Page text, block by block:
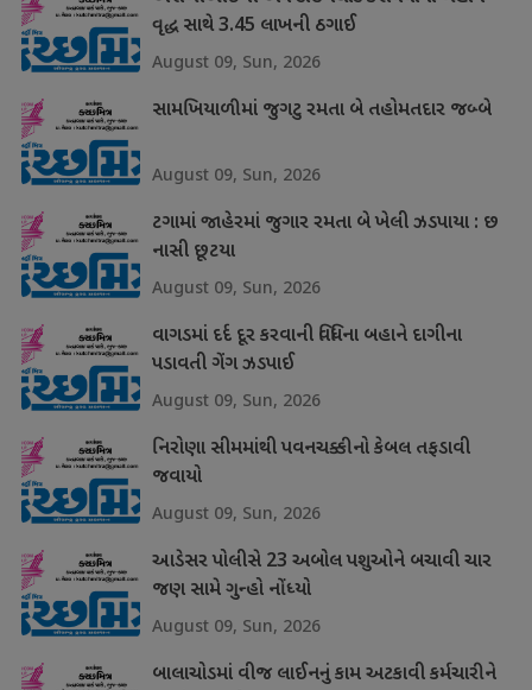
વૃદ્ધ સાથે 3.45 લાખની ઠગાઈ
August 09, Sun, 2026
સામખિયાળીમાં જુગટુ રમતા બે તહોમતદાર જબ્બે
August 09, Sun, 2026
ટગામાં જાહેરમાં જુગાર રમતા બે ખેલી ઝડપાયા : છ
નાસી છૂટયા
August 09, Sun, 2026
વાગડમાં દર્દ દૂર કરવાની વિધિના બહાને દાગીના
પડાવતી ગેંગ ઝડપાઈ
August 09, Sun, 2026
નિરોણા સીમમાંથી પવનચક્કીનો કેબલ તફડાવી
જવાયો
August 09, Sun, 2026
આડેસર પોલીસે 23 અબોલ પશુઓને બચાવી ચાર
જણ સામે ગુન્હો નોંધ્યો
August 09, Sun, 2026
બાલાચોડમાં વીજ લાઈનનું કામ અટકાવી કર્મચારીને